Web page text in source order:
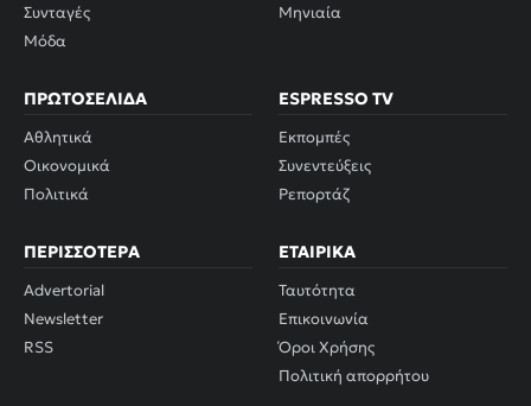
Συνταγές
Μόδα
Μηνιαία
ΠΡΩΤΟΣΈΛΙΔΑ
Αθλητικά
Οικονομικά
Πολιτικά
ESPRESSO TV
Εκπομπές
Συνεντεύξεις
Ρεπορτάζ
ΠΕΡΙΣΣΌΤΕΡΑ
Advertorial
Newsletter
RSS
ΕΤΑΙΡΙΚΆ
Ταυτότητα
Επικοινωνία
Όροι Χρήσης
Πολιτική απορρήτου